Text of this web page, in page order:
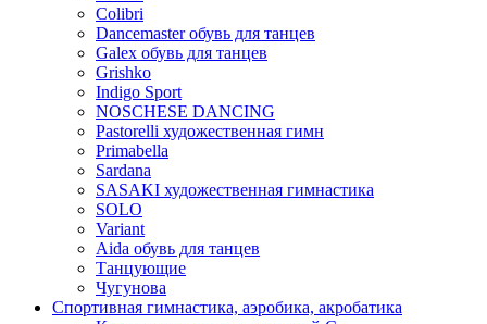
Colibri
Dancemaster обувь для танцев
Galex обувь для танцев
Grishko
Indigo Sport
NOSCHESE DANCING
Pastorelli художественная гимн
Primabella
Sardana
SASAKI художественная гимнастика
SOLO
Variant
Аida обувь для танцев
Танцующие
Чугунова
Спортивная гимнастика, аэробика, акробатика